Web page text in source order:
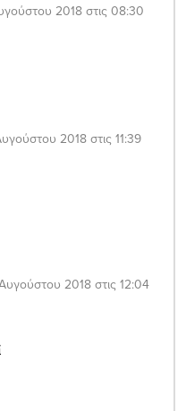
2018 στις 08:30
2018 στις 11:39
2018 στις 12:04